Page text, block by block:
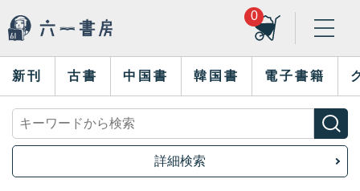
0
新刊 古書 中国書 韓国書 電子書籍
詳細検索